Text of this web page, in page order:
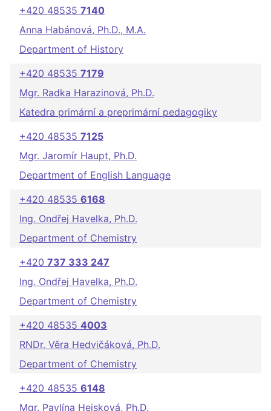
+420 48535 7140
Anna Habánová, Ph.D., M.A.
Department of History
+420 48535 7179
Mgr. Radka Harazinová, Ph.D.
Katedra primární a preprimární pedagogiky
+420 48535 7125
Mgr. Jaromír Haupt, Ph.D.
Department of English Language
+420 48535 6168
Ing. Ondřej Havelka, Ph.D.
Department of Chemistry
+420 737 333 247
Ing. Ondřej Havelka, Ph.D.
Department of Chemistry
+420 48535 4003
RNDr. Věra Hedvičáková, Ph.D.
Department of Chemistry
+420 48535 6148
Mgr. Pavlína Hejsková, Ph.D.